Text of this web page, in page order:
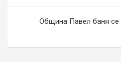
Община Павел баня се